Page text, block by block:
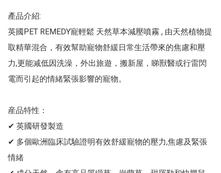
產品介紹:
英國PET REMEDY寵輕鬆 天然草本減壓噴霧 , 由天然植物提
取精華混合，有效幫助寵物舒緩日常生活帶來的焦慮和壓
力,更能减低因洗澡，外出旅遊，搬新屋，睇獸醫或行雷閃
電而引起的情緒緊張影響的寵物。
産品特性：
✔ 英國研發製造
✔ 多個歐洲臨床試驗證明有效舒緩寵物的壓力,焦慮及緊張
情緒